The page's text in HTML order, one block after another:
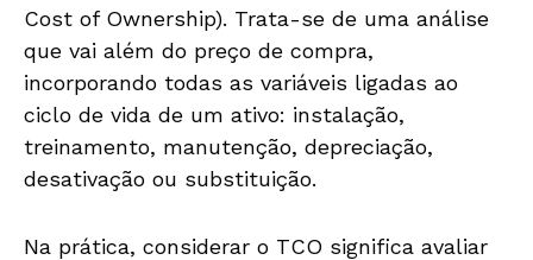
Cost of Ownership). Trata-se de uma análise
que vai além do preço de compra,
incorporando todas as variáveis ligadas ao
ciclo de vida de um ativo: instalação,
treinamento, manutenção, depreciação,
desativação ou substituição.
Na prática, considerar o TCO significa avaliar